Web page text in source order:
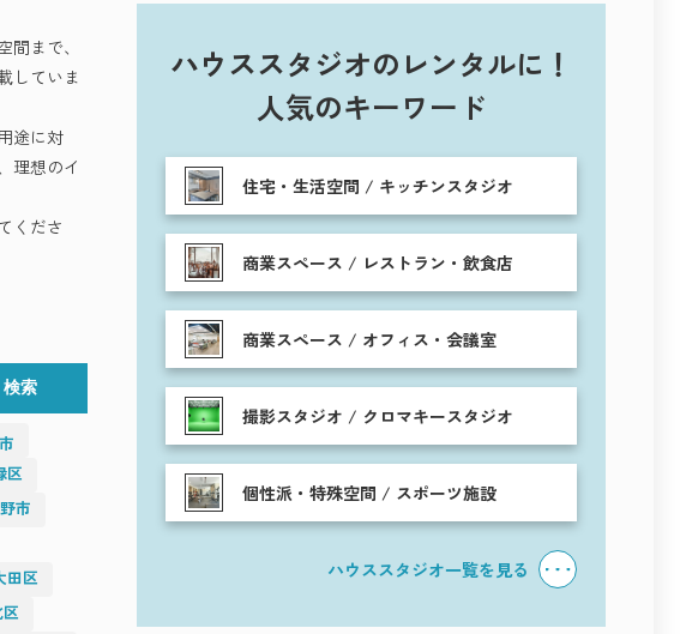
間まで、
していま
途に対
理想のイ
くださ
検索
区
市
田区
ハウススタジオのレンタルに！
人気のキーワード
住宅・生活空間 / キッチンスタジオ
商業スペース / レストラン・飲食店
商業スペース / オフィス・会議室
撮影スタジオ / クロマキースタジオ
個性派・特殊空間 / スポーツ施設
ハウススタジオ一覧を見る